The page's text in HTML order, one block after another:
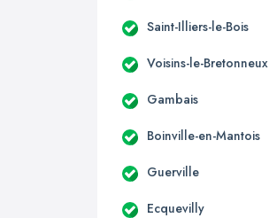
Saint-Illiers-le-Bois
Voisins-le-Bretonneux
Gambais
Boinville-en-Mantois
Guerville
Ecquevilly